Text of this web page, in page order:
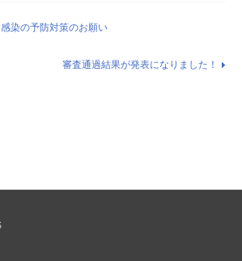
染の予防対策のお願い
審査通過結果が発表になりました！